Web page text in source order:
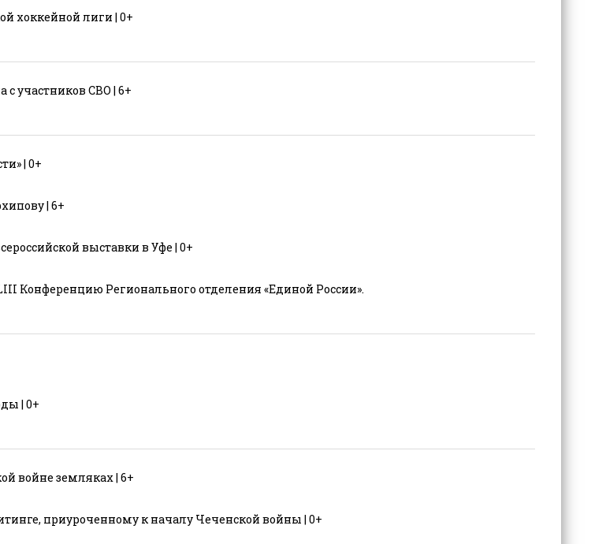
хоккейной лиги | 0+
участников СВО | 6+
| 0+
| 6+
выставки в Уфе | 0+
Конференцию Регионального отделения «Единой России».
| 0+
войне земляках | 6+
приуроченному к началу Чеченской войны | 0+